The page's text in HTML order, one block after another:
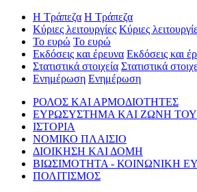
Η Τράπεζα Η Τράπεζα
Κύριες λειτουργίες Κύριες
Το ευρώ Το ευρώ
Εκδόσεις και έρευνα Εκδόσεις και
Στατιστικά στοιχεία Στατιστικά
Ενημέρωση Ενημέρωση
ΡΟΛΟΣ ΚΑΙ ΑΡΜΟΔΙΟΤΗΤΕΣ
ΕΥΡΩΣΥΣΤΗΜΑ ΚΑΙ ΖΩΝΗ
ΙΣΤΟΡΙΑ
ΝΟΜΙΚΟ ΠΛΑΙΣΙΟ
ΔΙΟΙΚΗΣΗ ΚΑΙ ΔΟΜΗ
ΒΙΩΣΙΜΟΤΗΤΑ - ΚΟΙΝΩΝΙΚΗ
ΠΟΛΙΤΙΣΜΟΣ